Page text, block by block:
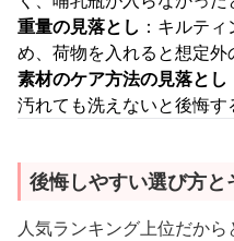
重量の見落とし ：キルテ
め、荷物を入れると想定外
素材のケア方法の見落とし
汚れても洗えないと後悔す
後悔しやすい選び方と
人気ランキング上位だか